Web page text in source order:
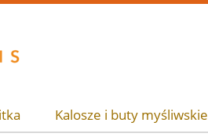
Kalosze i buty myśliwskie